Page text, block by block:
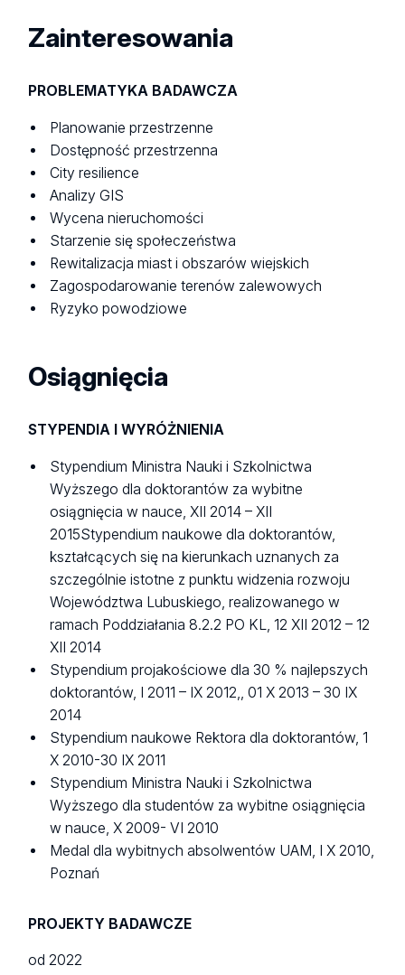
Zainteresowania
PROBLEMATYKA BADAWCZA
Planowanie przestrzenne
Dostępność przestrzenna
City resilience
Analizy GIS
Wycena nieruchomości
Starzenie się społeczeństwa
Rewitalizacja miast i obszarów wiejskich
Zagospodarowanie terenów zalewowych
Ryzyko powodziowe
Osiągnięcia
STYPENDIA I WYRÓŻNIENIA
Stypendium Ministra Nauki i Szkolnictwa
Wyższego dla doktorantów za wybitne
osiągnięcia w nauce, XII 2014 – XII
2015Stypendium naukowe dla doktorantów,
kształcących się na kierunkach uznanych za
szczególnie istotne z punktu widzenia rozwoju
Województwa Lubuskiego, realizowanego w
ramach Poddziałania 8.2.2 PO KL, 12 XII 2012 – 12
XII 2014
Stypendium projakościowe dla 30 % najlepszych
doktorantów, I 2011 – IX 2012,, 01 X 2013 – 30 IX
2014
Stypendium naukowe Rektora dla doktorantów, 1
X 2010-30 IX 2011
Stypendium Ministra Nauki i Szkolnictwa
Wyższego dla studentów za wybitne osiągnięcia
w nauce, X 2009- VI 2010
Medal dla wybitnych absolwentów UAM, I X 2010,
Poznań
PROJEKTY BADAWCZE
od 2022